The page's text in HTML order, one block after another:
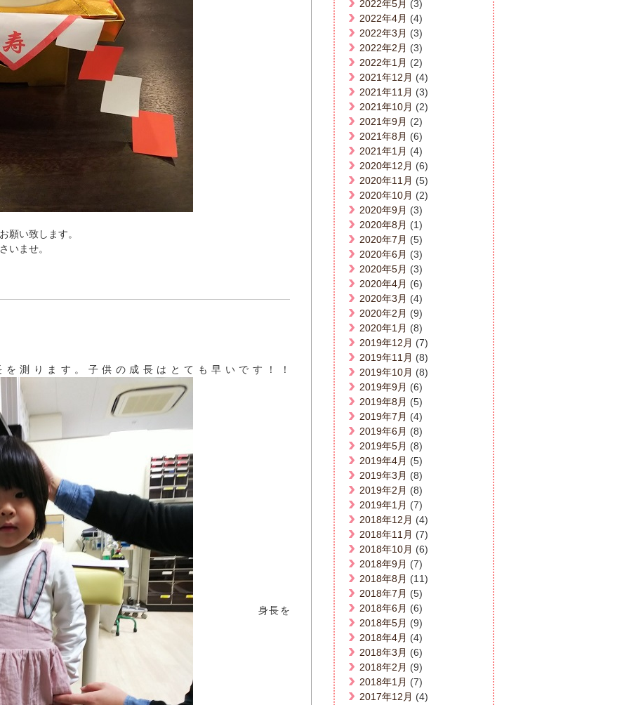
致します。
ませ。
測ります。子供の成長はとても早いです！！
身長を
2022年5月 (3)
2022年4月 (4)
2022年3月 (3)
2022年2月 (3)
2022年1月 (2)
2021年12月 (4)
2021年11月 (3)
2021年10月 (2)
2021年9月 (2)
2021年8月 (6)
2021年1月 (4)
2020年12月 (6)
2020年11月 (5)
2020年10月 (2)
2020年9月 (3)
2020年8月 (1)
2020年7月 (5)
2020年6月 (3)
2020年5月 (3)
2020年4月 (6)
2020年3月 (4)
2020年2月 (9)
2020年1月 (8)
2019年12月 (7)
2019年11月 (8)
2019年10月 (8)
2019年9月 (6)
2019年8月 (5)
2019年7月 (4)
2019年6月 (8)
2019年5月 (8)
2019年4月 (5)
2019年3月 (8)
2019年2月 (8)
2019年1月 (7)
2018年12月 (4)
2018年11月 (7)
2018年10月 (6)
2018年9月 (7)
2018年8月 (11)
2018年7月 (5)
2018年6月 (6)
2018年5月 (9)
2018年4月 (4)
2018年3月 (6)
2018年2月 (9)
2018年1月 (7)
2017年12月 (4)